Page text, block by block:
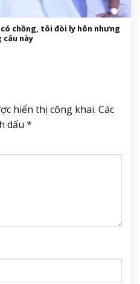
tuyên bố chỉ tìm người yêu